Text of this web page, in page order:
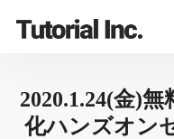
2020.1.24(金)
化ハンズオン